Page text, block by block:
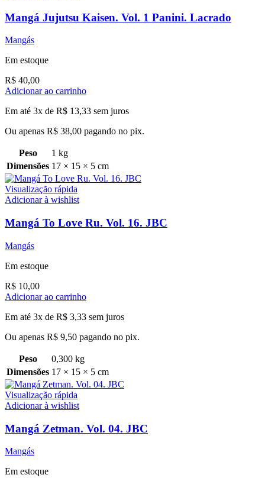
Mangá Jujutsu Kaisen. Vol. 1 Panini. Lacrado
Mangás
Em estoque
R$ 40,00
Adicionar ao carrinho
Em até 3x de R$ 13,33 sem juros
Ou apenas R$ 38,00 pagando no pix.
Peso
1 kg
Dimensões 17 × 15 × 5 cm
Visualização rápida
Adicionar à wishlist
Mangá To Love Ru. Vol. 16. JBC
Mangás
Em estoque
R$ 10,00
Adicionar ao carrinho
Em até 3x de R$ 3,33 sem juros
Ou apenas R$ 9,50 pagando no pix.
Peso
0,300 kg
Dimensões 17 × 15 × 5 cm
Visualização rápida
Adicionar à wishlist
Mangá Zetman. Vol. 04. JBC
Mangás
Em estoque